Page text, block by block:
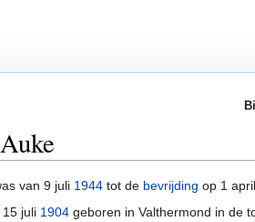
van 9 juli 1944 tot de bevrijding op 1 april
juli 1904 geboren in Valthermond in de